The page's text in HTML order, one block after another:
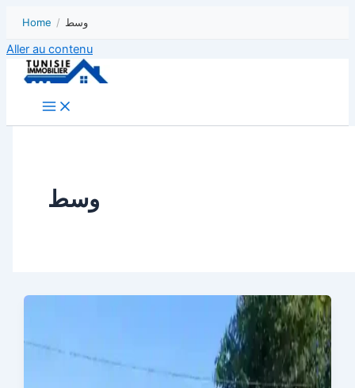
Home / وسط
Aller au contenu
وسط